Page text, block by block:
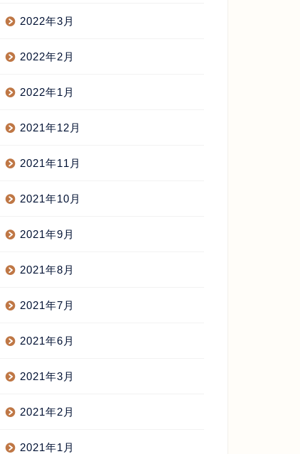
2022年3月
2022年2月
2022年1月
2021年12月
2021年11月
2021年10月
2021年9月
2021年8月
2021年7月
2021年6月
2021年3月
2021年2月
2021年1月